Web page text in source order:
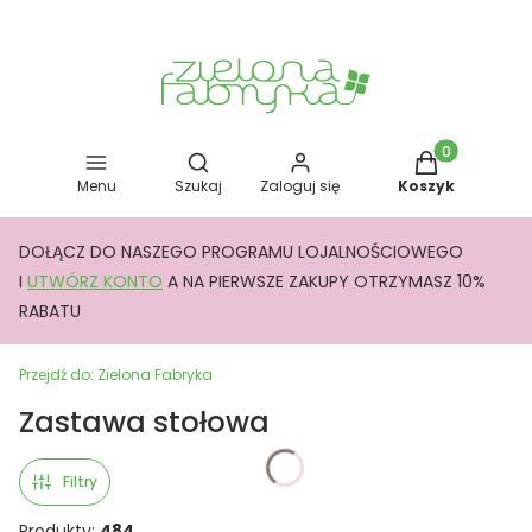
Menu
Otwórz wyszukiwarkę
Szukaj Zaloguj się
Produkty w
Koszyk
DOŁĄCZ DO NASZEGO PROGRAMU LOJALNOŚCIOWEGO
I UTWÓRZ KONTO A NA PIERWSZE ZAKUPY OTRZYMASZ 10%
RABATU
Przejdź do: Zielona Fabryka
Zastawa stołowa
Filtry